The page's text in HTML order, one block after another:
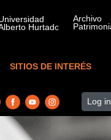
SITIOS DE INTERÉS
Log in